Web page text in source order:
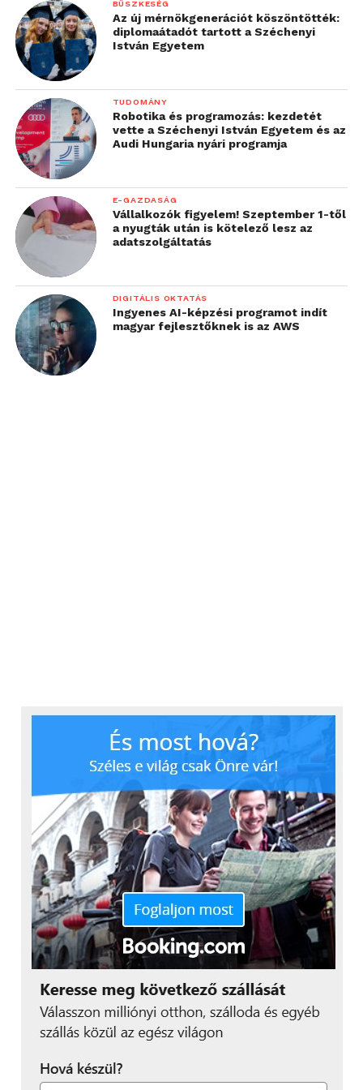
A használat során hozzá kell szokni pár dologhoz.
Ilyen például az, hogy a kijelző az előre beállítottak
szerint egy idő után kikapcsol, és az első
gombnyomásra csak feléled és a kívánt akció csak a
második gombnyomásra indul el. Azaz, ha éppen
felvételt készítünk, akkor az első gombnyomásra
nem áll meg a rögzítés, csak feléled a képernyő.
Ebből lehet kellemetlenségünk, ha nem figyelünk
oda akkor szép zsebvideókat készíthetünk. Az ilyen
kellemetlenségek elkerülésére van visszajelző LED a
(ehhez a kód alapesetben 1234567890), majd le kell
töltsük és futtatnunk kell az iSmart DV alkamazást
androidosoknak a Play Áruházból letölthető ide
, iPhone-ra pedig a dobozban megtalálható
QR kód beolvasása után). Ha ez megvan, a kamerát az
okostelefonunkról is tudjuk vezérelni, mégpedig a
WiFi hatókőrén belül, azaz akár 20 méterről is. Ez
nagyon kényelmes dolog. A felvételek indításán és
megállításán felül a beállításokat is elérjük itt, de ami
a legjobb, hogy az elkészült videókat és képeket
letölthetjük a telefonunkra és akár azonnal meg is
oszthatjuk. Olyan funkció tehát a WiFi kapcsolat
ebben a kamerában, amely minden kamerába
kellene. Ennek ellenére bizonyos hős kamerákhoz
csak a wifis vezérlő egység 39.000 forint. A
WayteQ HD1000W sportkameránál ez ingyen van,
azaz benne van a nem egészen huszonhat-ezres
BÜSZKESÉG
Az új mérnökgenerációt köszöntötték:
diplomaátadót tartott a Széchenyi
István Egyetem
TUDOMÁNY
Robotika és programozás: kezdetét
vette a Széchenyi István Egyetem és az
Audi Hungaria nyári programja
E-GAZDASÁG
Vállalkozók figyelem! Szeptember 1-től
a nyugták után is kötelező lesz az
adatszolgáltatás
DIGITÁLIS OKTATÁS
Ingyenes AI-képzési programot indít
magyar fejlesztőknek is az AWS